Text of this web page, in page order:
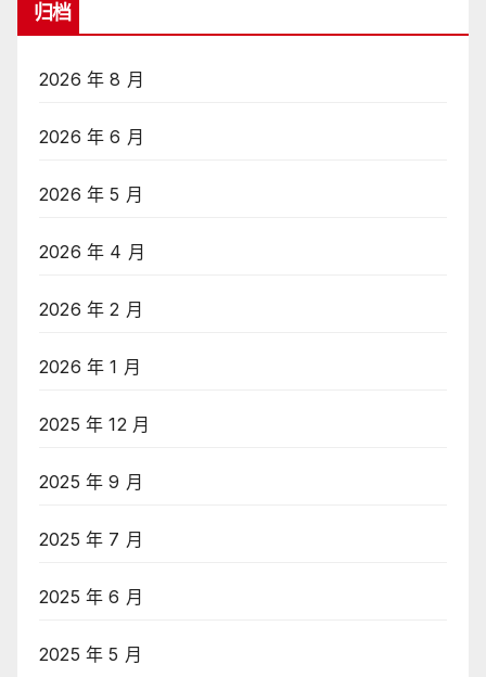
归档
2026 年 8 月
2026 年 6 月
2026 年 5 月
2026 年 4 月
2026 年 2 月
2026 年 1 月
2025 年 12 月
2025 年 9 月
2025 年 7 月
2025 年 6 月
2025 年 5 月